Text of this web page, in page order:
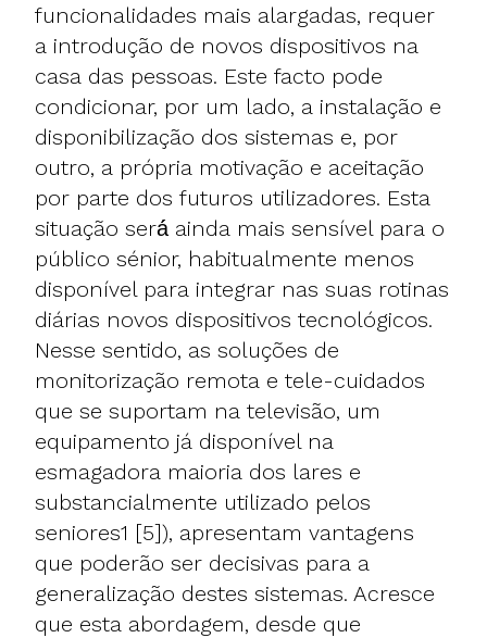
funcionalidades mais alargadas, requer
a introdução de novos dispositivos na
casa das pessoas. Este facto pode
condicionar, por um lado, a instalação e
disponibilização dos sistemas e, por
outro, a própria motivação e aceitação
por parte dos futuros utilizadores. Esta
situação será́ ainda mais sensível para o
público sénior, habitualmente menos
disponível para integrar nas suas rotinas
diárias novos dispositivos tecnológicos.
Nesse sentido, as soluções de
monitorização remota e tele-cuidados
que se suportam na televisão, um
equipamento já disponível na
esmagadora maioria dos lares e
substancialmente utilizado pelos
seniores1 [5]), apresentam vantagens
que poderão ser decisivas para a
generalização destes sistemas. Acresce
que esta abordagem, desde que